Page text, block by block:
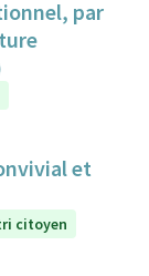
par
et
citoyen